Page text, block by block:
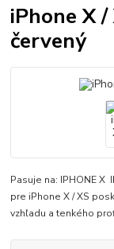
iPhone X
červený
Pasuje na: IPHONE X
pre iPhone X / XS
vzhľadu a tenkého